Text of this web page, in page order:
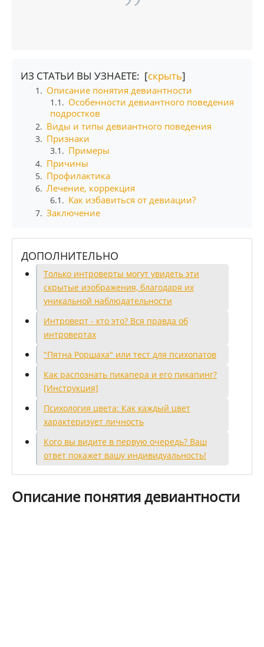
ИЗ СТАТЬИ ВЫ УЗНАЕТЕ: [скрыть]
1. Описание понятия девиантности
1.1. Особенности девиантного поведения
подростков
2. Виды и типы девиантного поведения
3. Признаки
3.1. Примеры
4. Причины
5. Профилактика
6. Лечение, коррекция
6.1. Как избавиться от девиации?
7. Заключение
ДОПОЛНИТЕЛЬНО
Только интроверты могут увидеть эти
скрытые изображения, благодаря их
уникальной наблюдательности
Интроверт - кто это? Вся правда об
интровертах
"Пятна Роршаха" или тест для психопатов
Как распознать пикапера и его пикапинг?
[Инструкция]
Психология цвета: Как каждый цвет
характеризует личность
Кого вы видите в первую очередь? Ваш
ответ покажет вашу индивидуальность!
Описание понятия девиантности